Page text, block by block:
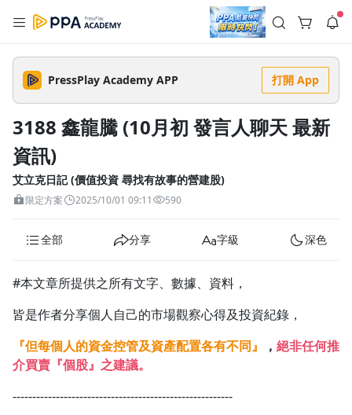
註冊領取 上千元優惠券！
公告
🌞 PPA 避暑津貼．冷氣房升級｜期間快閃活動
🥵 酷暑限時快閃｜單筆滿 NT$2,500 現折 NT$300、再贈最高
2% 點數回饋！🚀 酷暑來襲．偷偷在冷氣房升級 📈⭐️ 【冷氣房
進修 限時開跑】◾單筆滿 NT$2,500 現折 NT$300◾活動期間：
$5,000 回饋 2% 點數🎁 此為 PPA 官方帳號 Line@ 專屬活動，加
入好友👉 享有「渠道專屬活動」及「個人化推播」！
3 天前
PressPlay Academy APP 打開 App
3188 鑫龍騰 (10月初 發言人聊天 最新
資訊)
艾立克日記 (價值投資 尋找有故事的營建股)
限定方案 2025/10/01 09:11 590
全部 分享 字級 深色
#本文章所提供之所有文字、數據、資料，
皆是作者分享個人自己的市場觀察心得及投資紀錄，
『但每個人的資金控管及資產配置各有不同』
， 絕非任何推
介買賣『個股』之建議。
--------------------------------------------------------
--:-- --:--
1.0x
2.0x
1.75x
1.5x
1.25x
1.0x
追蹤列表
去逛逛
清除全部